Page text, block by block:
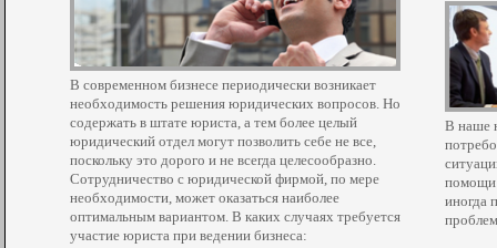
В современном бизнесе периодически возникает
необходимость решения юридических вопросов. Но
содержать в штате юриста, а тем более целый
юридический отдел могут позволить себе не все,
поскольку это дорого и не всегда целесообразно.
Сотрудничество с юридической фирмой, по мере
необходимости, может оказаться наиболее
оптимальным вариантом. В каких случаях требуется
участие юриста при ведении бизнеса:
В наше
помощи
иногда